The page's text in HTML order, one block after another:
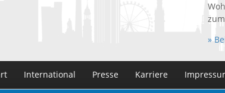
»
International Presse Karriere